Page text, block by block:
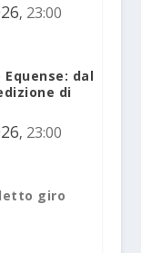
, 23:00
dal
di
, 23:00
giro